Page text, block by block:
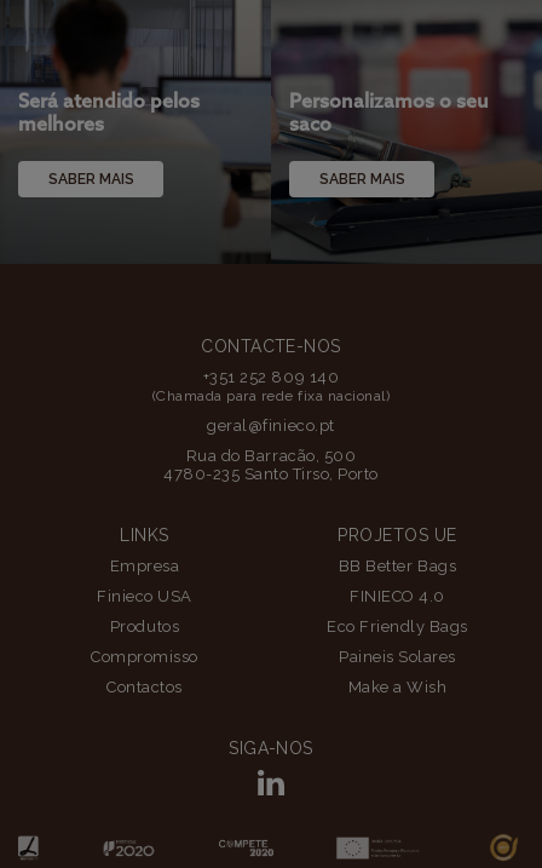
Personalizamos o seu
saco
SABER MAIS
Será atendido pelos
melhores
SABER MAIS
CONTACTE-NOS
+351 252 809 140
(Chamada para rede fixa nacional)
geral@finieco.pt
Rua do Barracão, 500
4780-235 Santo Tirso, Porto
LINKS
Empresa
Finieco USA
Produtos
Compromisso
Contactos
PROJETOS UE
BB Better Bags
FINIECO 4.0
Eco Friendly Bags
Paineis Solares
Make a Wish
SIGA-NOS